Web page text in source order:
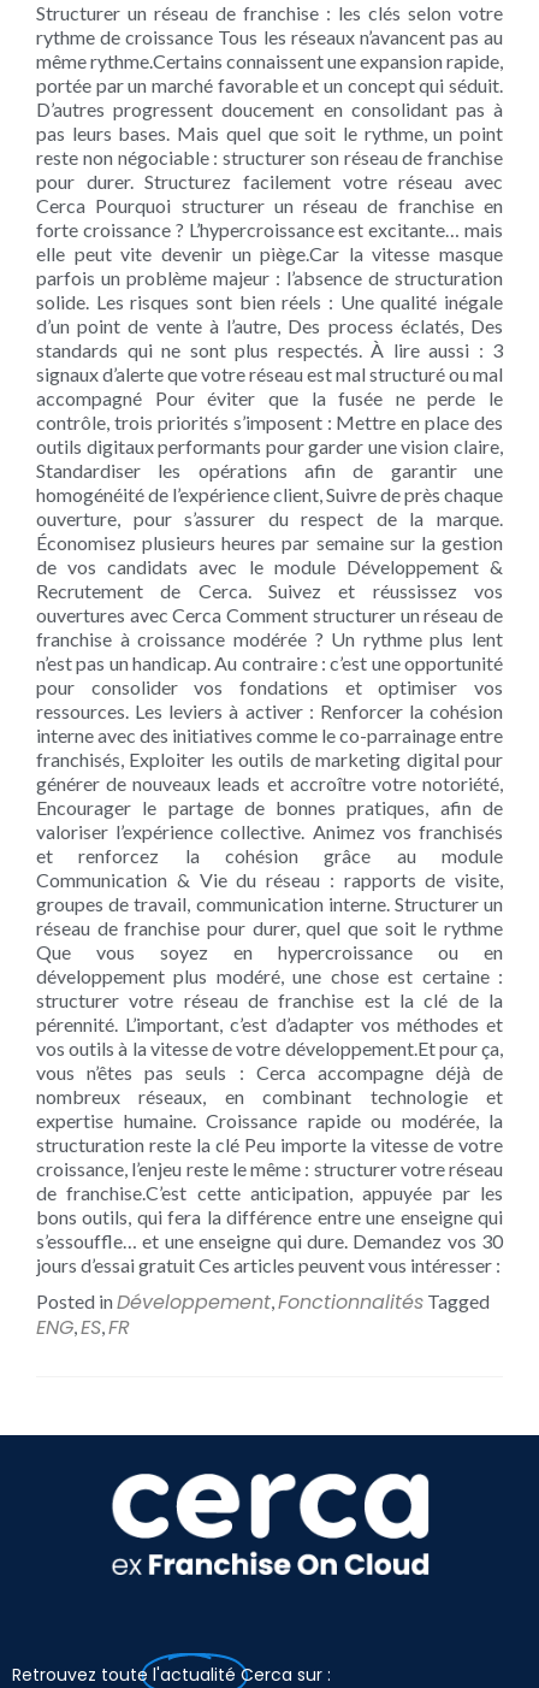
Structurer un réseau de franchise : les clés selon votre
rythme de croissance Tous les réseaux n’avancent pas au
même rythme.Certains connaissent une expansion rapide,
portée par un marché favorable et un concept qui séduit.
D’autres progressent doucement en consolidant pas à
pas leurs bases. Mais quel que soit le rythme, un point
reste non négociable : structurer son réseau de franchise
pour durer. Structurez facilement votre réseau avec
Cerca Pourquoi structurer un réseau de franchise en
forte croissance ? L’hypercroissance est excitante… mais
elle peut vite devenir un piège.Car la vitesse masque
parfois un problème majeur : l’absence de structuration
solide. Les risques sont bien réels : Une qualité inégale
d’un point de vente à l’autre, Des process éclatés, Des
standards qui ne sont plus respectés. À lire aussi : 3
signaux d’alerte que votre réseau est mal structuré ou mal
accompagné Pour éviter que la fusée ne perde le
contrôle, trois priorités s’imposent : Mettre en place des
outils digitaux performants pour garder une vision claire,
Standardiser les opérations afin de garantir une
homogénéité de l’expérience client, Suivre de près chaque
ouverture, pour s’assurer du respect de la marque.
Économisez plusieurs heures par semaine sur la gestion
de vos candidats avec le module Développement &
Recrutement de Cerca. Suivez et réussissez vos
ouvertures avec Cerca Comment structurer un réseau de
franchise à croissance modérée ? Un rythme plus lent
n’est pas un handicap. Au contraire : c’est une opportunité
pour consolider vos fondations et optimiser vos
ressources. Les leviers à activer : Renforcer la cohésion
interne avec des initiatives comme le co-parrainage entre
franchisés, Exploiter les outils de marketing digital pour
générer de nouveaux leads et accroître votre notoriété,
Encourager le partage de bonnes pratiques, afin de
valoriser l’expérience collective. Animez vos franchisés
et renforcez la cohésion grâce au module
Communication & Vie du réseau : rapports de visite,
groupes de travail, communication interne. Structurer un
réseau de franchise pour durer, quel que soit le rythme
Que vous soyez en hypercroissance ou en
développement plus modéré, une chose est certaine :
structurer votre réseau de franchise est la clé de la
pérennité. L’important, c’est d’adapter vos méthodes et
vos outils à la vitesse de votre développement.Et pour ça,
vous n’êtes pas seuls : Cerca accompagne déjà de
nombreux réseaux, en combinant technologie et
expertise humaine. Croissance rapide ou modérée, la
structuration reste la clé Peu importe la vitesse de votre
croissance, l’enjeu reste le même : structurer votre réseau
de franchise.C’est cette anticipation, appuyée par les
bons outils, qui fera la différence entre une enseigne qui
s’essouffle… et une enseigne qui dure. Demandez vos 30
jours d’essai gratuit Ces articles peuvent vous intéresser :
Posted inDéveloppement,Fonctionnalités Tagged
ENG,ES,FR
Retrouvez toute l'actualité Cerca sur :